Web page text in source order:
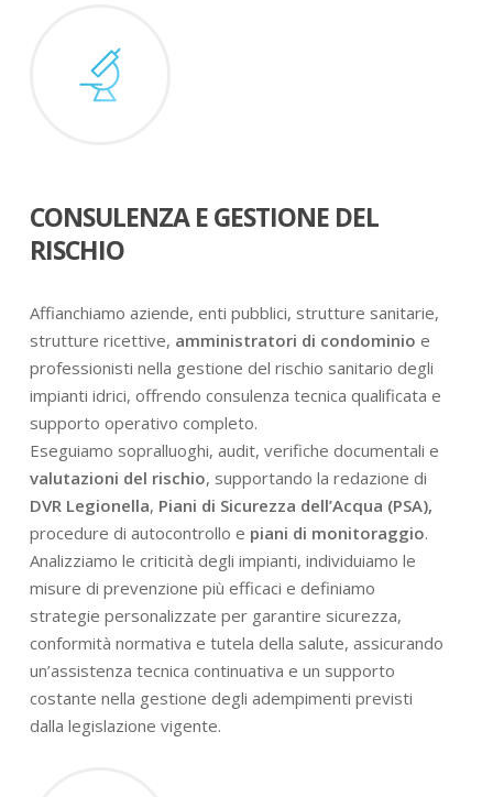
CONSULENZA E GESTIONE DEL
RISCHIO
Affianchiamo aziende, enti pubblici, strutture sanitarie,
strutture ricettive, amministratori di condominio e
professionisti nella gestione del rischio sanitario degli
impianti idrici, offrendo consulenza tecnica qualificata e
supporto operativo completo.
Eseguiamo sopralluoghi, audit, verifiche documentali e
valutazioni del rischio, supportando la redazione di
DVR Legionella, Piani di Sicurezza dell’Acqua (PSA),
procedure di autocontrollo e piani di monitoraggio.
Analizziamo le criticità degli impianti, individuiamo le
misure di prevenzione più efficaci e definiamo
strategie personalizzate per garantire sicurezza,
conformità normativa e tutela della salute, assicurando
un’assistenza tecnica continuativa e un supporto
costante nella gestione degli adempimenti previsti
dalla legislazione vigente.